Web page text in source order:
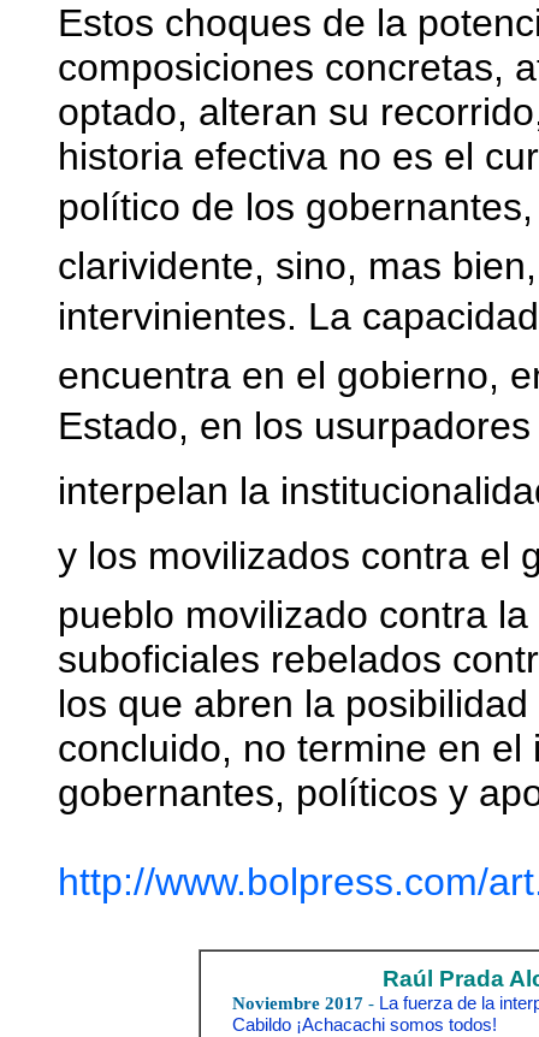
Estos choques de la
composiciones concretas,
optado, alteran su
historia efectiva no es el
político de los gobernantes,
clarividente, sino, mas
intervinientes. La
encuentra en el gobierno,
Estado, en los usurpadores
interpelan la
y los movilizados contra el
pueblo movilizado contra
suboficiales rebelados
los que abren la
concluido, no termine en
gobernantes, políticos y
http://www.bolpress.com/